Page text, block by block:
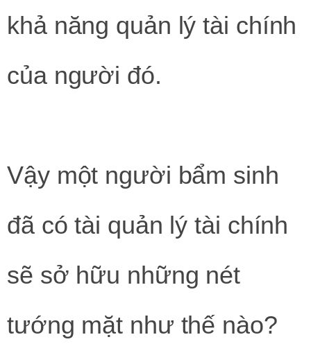
khả năng quản lý tài chính
của người đó.
Vậy một người bẩm sinh
đã có tài quản lý tài chính
sẽ sở hữu những nét
tướng mặt như thế nào?